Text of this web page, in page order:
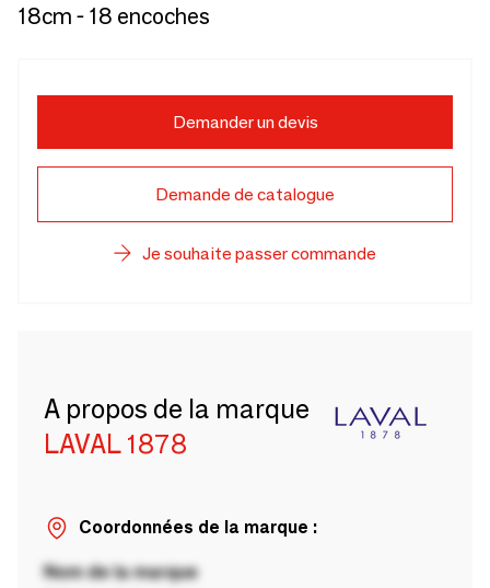
18cm - 18 encoches
Demander un devis
Demande de catalogue
Je souhaite passer commande
A propos de la marque
LAVAL 1878
Coordonnées de la marque :
Nom de la marque